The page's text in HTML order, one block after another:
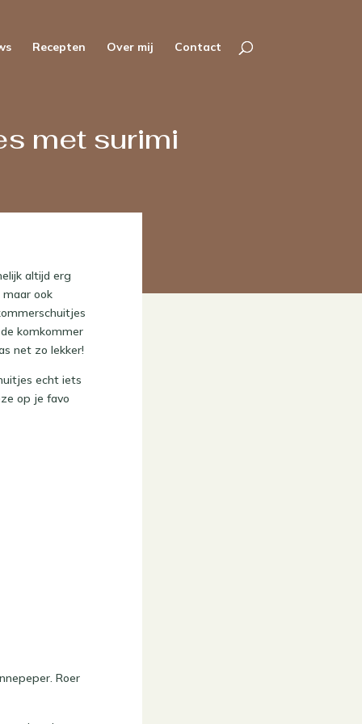
Recepten Over mij Contact
met surimi
altijd erg
ook
komkommer
net zo lekker!
echt iets
op je favo
Roer